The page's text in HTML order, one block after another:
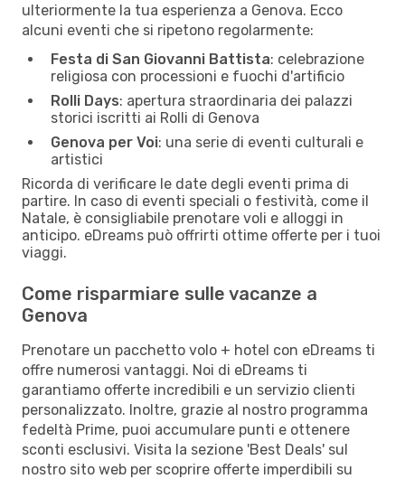
ulteriormente la tua esperienza a Genova. Ecco
alcuni eventi che si ripetono regolarmente:
Festa di San Giovanni Battista: celebrazione
religiosa con processioni e fuochi d'artificio
Rolli Days: apertura straordinaria dei palazzi
storici iscritti ai Rolli di Genova
Genova per Voi: una serie di eventi culturali e
artistici
Ricorda di verificare le date degli eventi prima di
partire. In caso di eventi speciali o festività, come il
Natale, è consigliabile prenotare voli e alloggi in
anticipo. eDreams può offrirti ottime offerte per i tuoi
viaggi.
Come risparmiare sulle vacanze a
Genova
Prenotare un pacchetto volo + hotel con eDreams ti
offre numerosi vantaggi. Noi di eDreams ti
garantiamo offerte incredibili e un servizio clienti
personalizzato. Inoltre, grazie al nostro programma
fedeltà Prime, puoi accumulare punti e ottenere
sconti esclusivi. Visita la sezione 'Best Deals' sul
nostro sito web per scoprire offerte imperdibili su